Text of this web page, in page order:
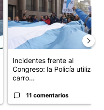
Incidentes frente al
Congreso: la Policía utiliza
carro...
11 comentarios